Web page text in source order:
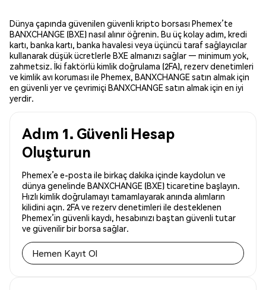
Dünya çapında güvenilen güvenli kripto borsası Phemex’te
BANXCHANGE (BXE) nasıl alınır öğrenin. Bu üç kolay adım, kredi
kartı, banka kartı, banka havalesi veya üçüncü taraf sağlayıcılar
kullanarak düşük ücretlerle BXE almanızı sağlar — minimum yok,
zahmetsiz. İki faktörlü kimlik doğrulama (2FA), rezerv denetimleri
ve kimlik avı koruması ile Phemex, BANXCHANGE satın almak için
en güvenli yer ve çevrimiçi BANXCHANGE satın almak için en iyi
yerdir.
Adım 1. Güvenli Hesap
Oluşturun
Phemex’e e-posta ile birkaç dakika içinde kaydolun ve
dünya genelinde BANXCHANGE (BXE) ticaretine başlayın.
Hızlı kimlik doğrulamayı tamamlayarak anında alımların
kilidini açın. 2FA ve rezerv denetimleri ile desteklenen
Phemex’in güvenli kaydı, hesabınızı baştan güvenli tutar
ve güvenilir bir borsa sağlar.
Hemen Kayıt Ol